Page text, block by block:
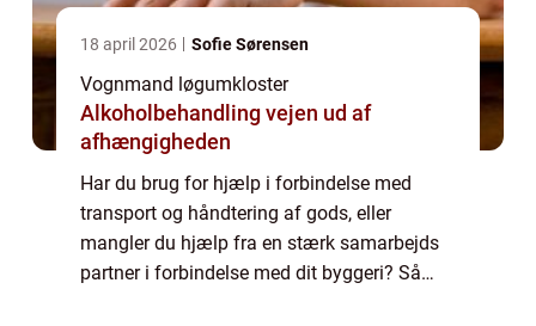
18 april 2026 Sofie Sørensen
Vognmand løgumkloster
Alkoholbehandling vejen ud af
afhængigheden
Har du brug for hjælp i forbindelse med
transport og håndtering af gods, eller
mangler du hjælp fra en stærk samarbejds
partner i forbindelse med dit byggeri? Så